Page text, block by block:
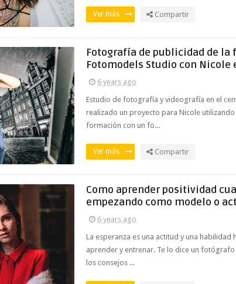
Ver más Compartir
Fotografía de publicidad de la
Fotomodels Studio con Nicole
6 years ago
Estudio de fotografía y videografía en el
realizado un proyecto para Nicole
formación con un fo...
Ver más Compartir
Como aprender positividad
empezando como modelo o
6 years ago
La esperanza es una actitud y una habilidad
aprender y entrenar. Te lo dice un
los consejos ...